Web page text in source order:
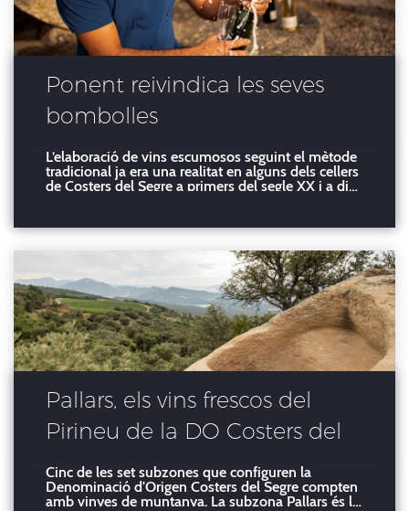
Ponent reivindica les seves
bombolles
L’elaboració de vins escumosos seguint el mètode
tradicional ja era una realitat en alguns dels cellers
de Costers del Segre a primers del segle XX i a dia
del total de 250 marques que surten anualment
Pallars, els vins frescos del
Pirineu de la DO Costers del
Segre - La vinya comparteix
relat amb la geologia, els
Cinc de les set subzones que configuren la
Denominació d'Origen Costers del Segre compten
amb vinyes de muntanya. La subzona Pallars és la